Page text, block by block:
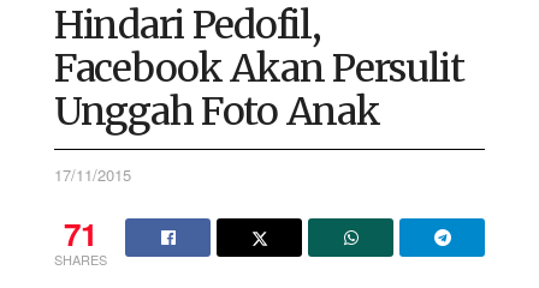
Hindari Pedofil,
Facebook Akan Persulit
Unggah Foto Anak
17/11/2015
71
SHARES